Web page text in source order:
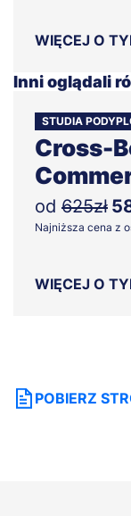
WIĘCEJ O
Inni oglądali
STUDIA
Cross-
od 625zł
Najniższa cena z
WIĘCEJ O
POBIERZ